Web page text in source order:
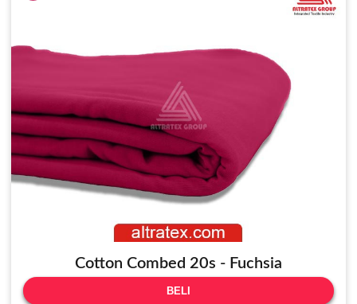
Cotton Combed 20s - Fuchsia
BELI